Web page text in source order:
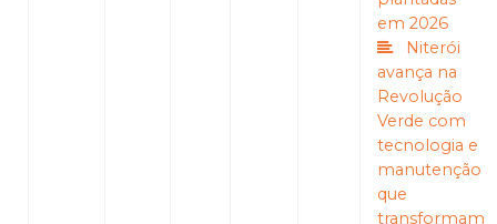
em 2026
Niterói
avança na
Revolução
Verde com
tecnologia e
manutenção
que
transformam